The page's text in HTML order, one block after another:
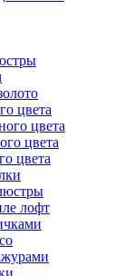
цвета
цвета
цвета
цвета
лофт